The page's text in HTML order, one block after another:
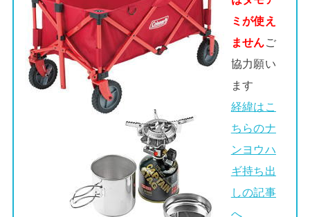
ミが使え
ませんご
協力願い
ます
経緯はこ
ちらのナ
ンヨウハ
ギ持ち出
しの記事
へ